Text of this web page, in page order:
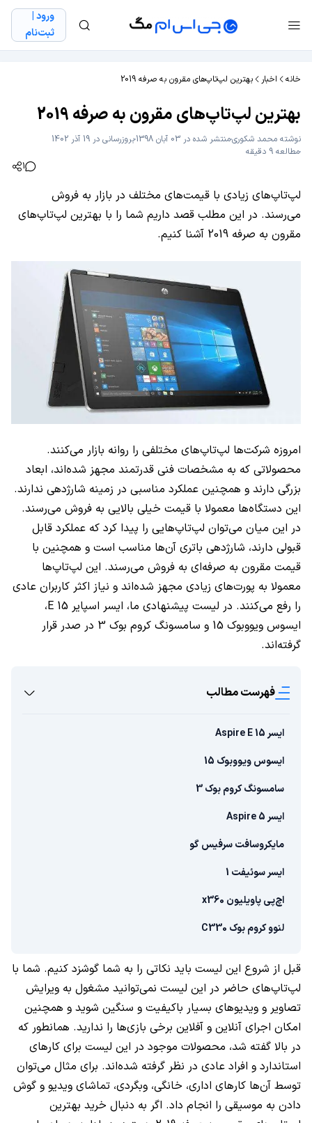
ورود |
ثبت‌نام
خانه اخبار بهترین لپ‌تاپ‌های مقرون به صرفه 2019
بهترین لپ‌تاپ‌های مقرون به صرفه 2019
نوشته محمد شکوریمنتشر شده در 03 آبان 1398
بروزرسانی در 19 آذر 1402
مطالعه 9 دقیقه
1
لپ‌تاپ‌های زیادی با قیمت‌های مختلف در بازار به فروش
می‌رسند. در این مطلب قصد داریم شما را با بهترین لپ‌تاپ‌های
مقرون به صرفه 2019 آشنا کنیم.
امروزه شرکت‌ها لپ‌تاپ‌های مختلفی را روانه بازار می‌کنند.
محصولاتی که به مشخصات فنی قدرتمند مجهز شده‌اند، ابعاد
بزرگی دارند و همچنین عملکرد مناسبی در زمینه شارژدهی ندارند.
این دستگاه‌ها معمولا با قیمت خیلی بالایی به فروش می‌رسند.
در این میان می‌توان لپ‌تاپ‌هایی را پیدا کرد که عملکرد قابل
قبولی دارند، شارژدهی باتری آن‌ها مناسب است و همچنین با
قیمت مقرون به صرفه‌ای به فروش می‌رسند. این لپ‌تاپ‌ها
معمولا به پورت‌های زیادی مجهز شده‌اند و نیاز اکثر کاربران عادی
را رفع می‌کنند. در لیست پیشنهادی ما، ایسر اسپایر E 15،
ایسوس ویووبوک 15 و سامسونگ کروم بوک 3 در صدر قرار
گرفته‌اند.
فهرست مطالب
ایسر Aspire E 15
ایسوس ویووبوک 15
سامسونگ کروم بوک 3
ایسر Aspire 5
مایکروسافت سرفیس گو
ایسر سوئیفت 1
اچ‌پی پاویلیون x360
لنوو کروم بوک C330
قبل از شروع این لیست باید نکاتی را به شما گوشزد کنیم. شما با
لپ‌تاپ‌های حاضر در این لیست نمی‌توانید مشغول به ویرایش
تصاویر و ویدیوهای بسیار باکیفیت و سنگین شوید و همچنین
امکان اجرای آنلاین و آفلاین برخی بازی‌ها را ندارید. همانطور که
در بالا گفته شد، محصولات موجود در این لیست برای کارهای
استاندارد و افراد عادی در نظر گرفته شده‌اند. برای مثال می‌توان
توسط آن‌ها کارهای اداری، خانگی، وبگردی، تماشای ویدیو و گوش
دادن به موسیقی را انجام داد. اگر به دنبال خرید بهترین